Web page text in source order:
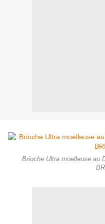
Brioche Ultra moelleuse au